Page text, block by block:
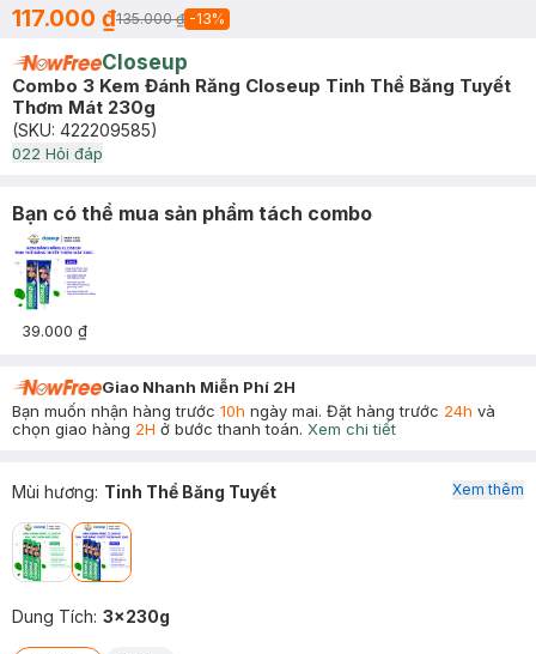
117.000 ₫135.000 ₫ -13%
Closeup
Combo 3 Kem Đánh Răng Closeup Tinh Thể Băng Tuyết
Thơm Mát 230g
(SKU: 422209585)
022 Hỏi đáp
Bạn có thể mua sản phẩm tách combo
39.000 ₫
Giao Nhanh Miễn Phí 2H
Bạn muốn nhận hàng trước 10h ngày mai. Đặt hàng trước 24h và
chọn giao hàng 2H ở bước thanh toán. Xem chi tiết
Mùi hương: Tinh Thể Băng Tuyết
Dung Tích: 3x230g
Xem thêm